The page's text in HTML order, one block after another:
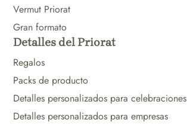
Vermut Priorat
Gran formato
Detalles del Priorat
Regalos
Packs de producto
Detalles personalizados para celebraciones
Detalles personalizados para empresas